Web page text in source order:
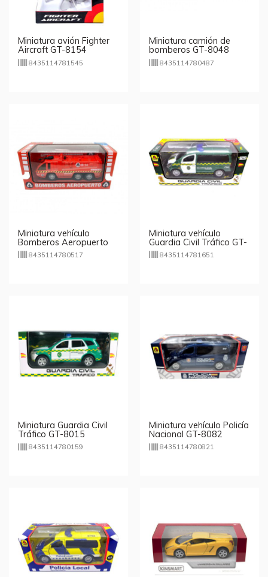
Miniatura avión Fighter
Aircraft GT-8154
8435114781545
Miniatura camión de
bomberos GT-8048
8435114780487
Miniatura vehículo
Bomberos Aeropuerto
GT-8051
8435114780517
Miniatura vehículo
Guardia Civil Tráfico GT-
81658435114781651
Miniatura Guardia Civil
Tráfico GT-8015
8435114780159
Miniatura vehículo Policía
Nacional GT-8082
8435114780821